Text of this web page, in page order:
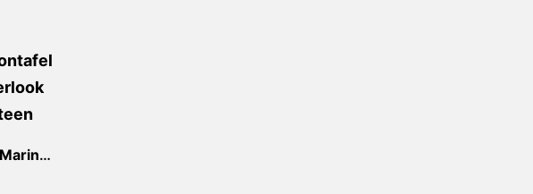
Calacatta Bianco Marina Vierkant